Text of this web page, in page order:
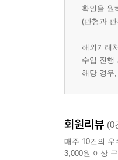
확인을 원
(판형과
해외거래
수입 진행
해당 경우
회원리뷰 (0
매주 10건의 우
3,000원 이상